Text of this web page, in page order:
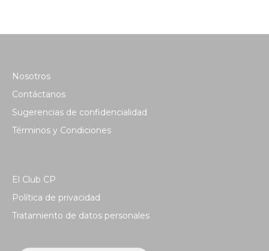
Nosotros
Contáctanos
Sugerencias de confidencialidad
Términos y Condiciones
El Club CP
Política de privacidad
Tratamiento de datos personales